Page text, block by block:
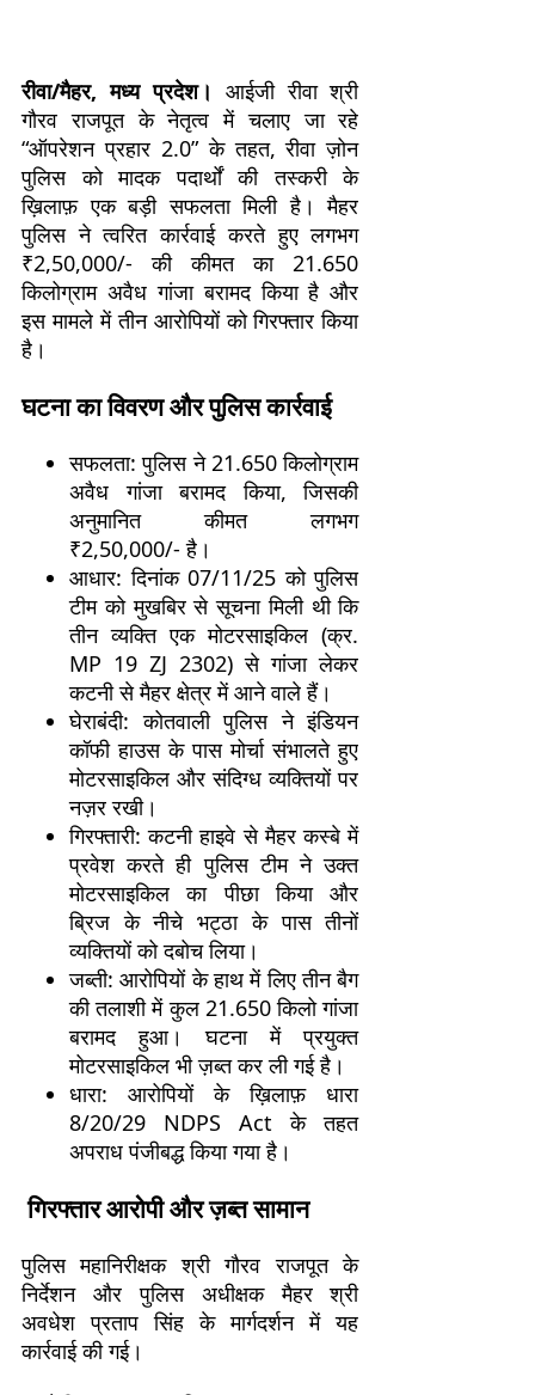
रीवा/मैहर, मध्य प्रदेश। आईजी रीवा श्री
गौरव राजपूत के नेतृत्व में चलाए जा रहे
“ऑपरेशन प्रहार 2.0” के तहत, रीवा ज़ोन
पुलिस को मादक पदार्थों की तस्करी के
ख़िलाफ़ एक बड़ी सफलता मिली है। मैहर
पुलिस ने त्वरित कार्रवाई करते हुए लगभग
₹2,50,000/- की कीमत का 21.650
किलोग्राम अवैध गांजा बरामद किया है और
इस मामले में तीन आरोपियों को गिरफ्तार किया
है।
घटना का विवरण और पुलिस कार्रवाई
सफलता: पुलिस ने 21.650 किलोग्राम
अवैध गांजा बरामद किया, जिसकी
अनुमानित कीमत लगभग
₹2,50,000/- है।
आधार: दिनांक 07/11/25 को पुलिस
टीम को मुखबिर से सूचना मिली थी कि
तीन व्यक्ति एक मोटरसाइकिल (क्र.
MP 19 ZJ 2302) से गांजा लेकर
कटनी से मैहर क्षेत्र में आने वाले हैं।
घेराबंदी: कोतवाली पुलिस ने इंडियन
कॉफी हाउस के पास मोर्चा संभालते हुए
मोटरसाइकिल और संदिग्ध व्यक्तियों पर
नज़र रखी।
गिरफ्तारी: कटनी हाइवे से मैहर कस्बे में
प्रवेश करते ही पुलिस टीम ने उक्त
मोटरसाइकिल का पीछा किया और
ब्रिज के नीचे भट्ठा के पास तीनों
व्यक्तियों को दबोच लिया।
जब्ती: आरोपियों के हाथ में लिए तीन बैग
की तलाशी में कुल 21.650 किलो गांजा
बरामद हुआ। घटना में प्रयुक्त
मोटरसाइकिल भी ज़ब्त कर ली गई है।
धारा: आरोपियों के ख़िलाफ़ धारा
8/20/29 NDPS Act के तहत
अपराध पंजीबद्ध किया गया है।
गिरफ्तार आरोपी और ज़ब्त सामान
पुलिस महानिरीक्षक श्री गौरव राजपूत के
निर्देशन और पुलिस अधीक्षक मैहर श्री
अवधेश प्रताप सिंह के मार्गदर्शन में यह
कार्रवाई की गई।